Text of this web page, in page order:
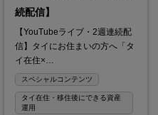
続配信】
【YouTubeライブ・2週連続配
信】タイにお住まいの方へ「タ
イ在住×…
スペシャルコンテンツ
タイ在住・移住後にできる資産
運用